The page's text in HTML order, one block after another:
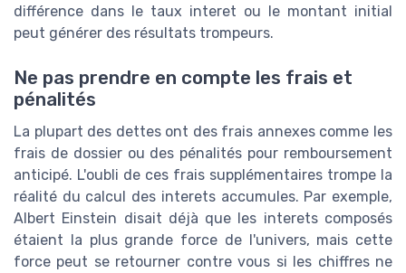
différence dans le taux interet ou le montant initial
peut générer des résultats trompeurs.
Ne pas prendre en compte les frais et
pénalités
La plupart des dettes ont des frais annexes comme les
frais de dossier ou des pénalités pour remboursement
anticipé. L'oubli de ces frais supplémentaires trompe la
réalité du calcul des interets accumules. Par exemple,
Albert Einstein disait déjà que les interets composés
étaient la plus grande force de l'univers, mais cette
force peut se retourner contre vous si les chiffres ne